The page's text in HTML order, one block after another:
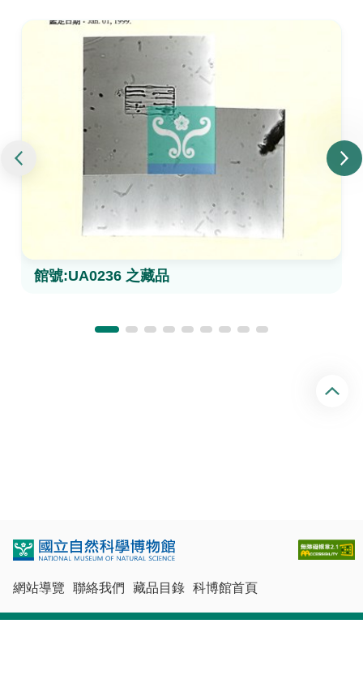
館號:UA0236 之藏品
網站導覽 聯絡我們 藏品目錄 科博館首頁
回
頂
端